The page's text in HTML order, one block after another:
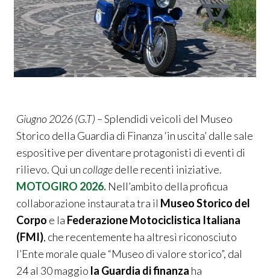
Giugno 2026(G.T) –Splendidi veicoli del Museo
Storico della Guardia di Finanza ‘in uscita’ dalle sale
espositive per diventare protagonisti di eventi di
rilievo. Qui uncollagedelle recenti iniziative.
MOTOGIRO 2026. Nell’ambito della proficua
collaborazione instaurata tra il Museo Storico del
Corpo e la Federazione Motociclistica Italiana
(FMI), che recentemente ha altresì riconosciuto
l’Ente morale quale “Museo di valore storico”, dal
24 al 30 maggio la Guardia di finanza ha